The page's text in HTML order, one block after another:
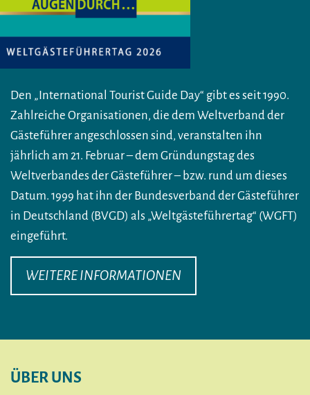
Den „International Tourist Guide Day“ gibt es seit 1990.
Zahlreiche Organisationen, die dem Weltverband der
Gästeführer angeschlossen sind, veranstalten ihn
jährlich am 21. Februar – dem Gründungstag des
Weltverbandes der Gästeführer – bzw. rund um dieses
Datum. 1999 hat ihn der Bundesverband der Gästeführer
in Deutschland (BVGD) als „Weltgästeführertag“ (WGFT)
eingeführt.
WEITERE INFORMATIONEN
ÜBER UNS